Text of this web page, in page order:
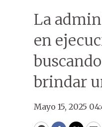
La
en
brindar
Mayo 15, 2025